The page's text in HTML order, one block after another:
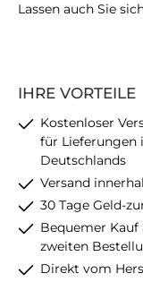
IHRE VORTEILE
Kostenloser
für Lieferungen
Deutschlands
Versand
30 Tage Geld-
Bequemer Kauf
zweiten
Direkt vom
Lassen auch Sie